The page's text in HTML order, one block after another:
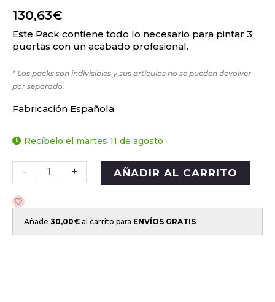
130,63€
Este Pack contiene todo lo necesario para pintar 3
puertas con un acabado profesional.
* Los packs son indivisibles y sus artículos no se pueden devolver
por separado.
Fabricación Española
Recíbelo el martes 11 de agosto
- + AÑADIR AL CARRITO
Añade 30,00€ al carrito para ENVÍOS GRATIS